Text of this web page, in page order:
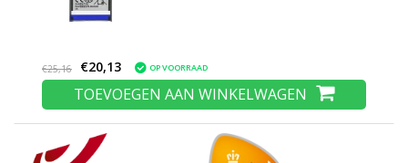
€25,16 €20,13 OP VOORRAAD
TOEVOEGEN AAN WINKELWAGEN